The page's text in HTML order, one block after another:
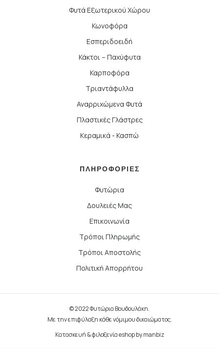
Φυτά Εξωτερικού Χώρου
Κωνοφόρα
Εσπεριδοειδή
Κάκτοι – Παχύφυτα
Καρποφόρα
Τριαντάφυλλα
Αναρριχώμενα Φυτά
Πλαστικές Γλάστρες
Κεραμικά - Κασπώ
ΠΛΗΡΟΦΟΡΙΕΣ
Φυτώρια
Δουλειές Μας
Επικοινωνία
Τρόποι Πληρωμής
Τρόποι Αποστολής
Πολιτική Απορρήτου
© 2022 Φυτώρια Βουδουλάκη.
Με την επιφύλαξη κάθε νόμιμου δικαιώματος.
Κατασκευή & φιλοξενία eshop bymanbiz